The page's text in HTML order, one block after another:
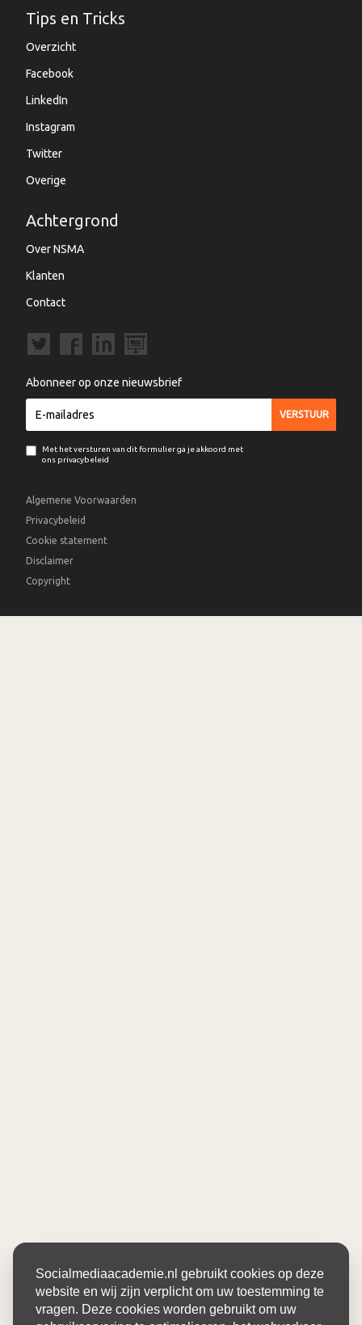
Tips en Tricks
Overzicht
Facebook
LinkedIn
Instagram
Twitter
Overige
Achtergrond
Over NSMA
Klanten
Contact
Abonneer op onze nieuwsbrief
Met het versturen van dit formulier ga je akkoord met
ons privacybeleid
Algemene Voorwaarden
Privacybeleid
Cookie statement
Disclaimer
Copyright
Socialmediaacademie.nl gebruikt cookies op deze
website en wij zijn verplicht om uw toestemming te
vragen. Deze cookies worden gebruikt om uw